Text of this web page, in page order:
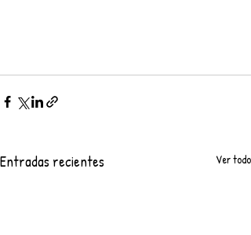
Entradas recientes Ver todo